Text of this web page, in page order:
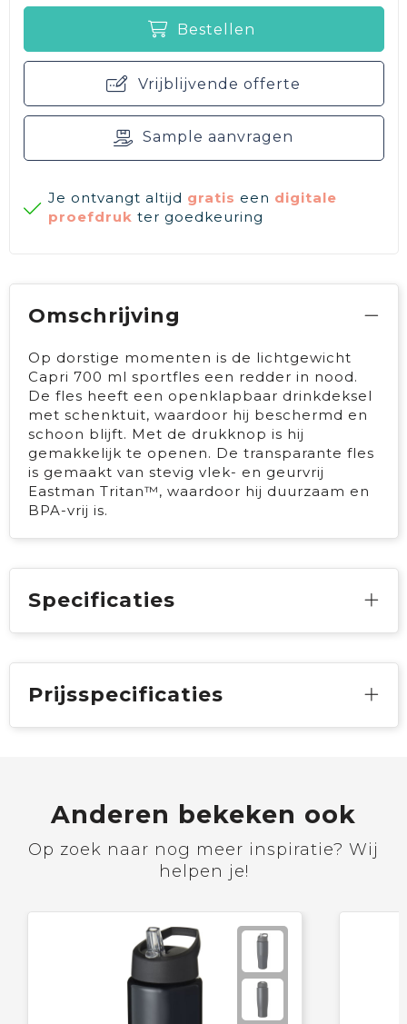
Bestellen
Vrijblijvende offerte
Sample aanvragen
Je ontvangt altijd gratis een digitale
proefdruk ter goedkeuring
Omschrijving
Op dorstige momenten is de lichtgewicht
Capri 700 ml sportfles een redder in nood.
De fles heeft een openklapbaar drinkdeksel
met schenktuit, waardoor hij beschermd en
schoon blijft. Met de drukknop is hij
gemakkelijk te openen. De transparante fles
is gemaakt van stevig vlek- en geurvrij
Eastman Tritan™, waardoor hij duurzaam en
BPA-vrij is.
Specificaties
Prijsspecificaties
Anderen bekeken ook
Op zoek naar nog meer inspiratie? Wij
helpen je!